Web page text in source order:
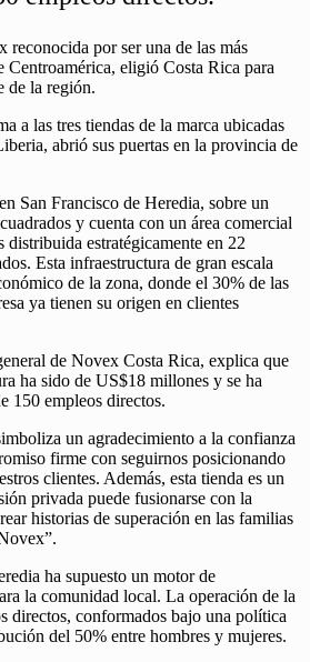
reconocida por ser una de las más
Centroamérica, eligió Costa Rica para
de la región.
a las tres tiendas de la marca ubicadas
abrió sus puertas en la provincia de
San Francisco de Heredia, sobre un
y cuenta con un área comercial
distribuida estratégicamente en 22
Esta infraestructura de gran escala
de la zona, donde el 30% de las
ya tienen su origen en clientes
de Novex Costa Rica, explica que
ha sido de US$18 millones y se ha
150 empleos directos.
un agradecimiento a la confianza
firme con seguirnos posicionando
clientes. Además, esta tienda es un
privada puede fusionarse con la
historias de superación en las familias
ha supuesto un motor de
la comunidad local. La operación de la
directos, conformados bajo una política
del 50% entre hombres y mujeres.